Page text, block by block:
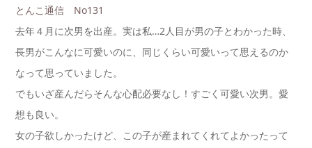
とんこ通信 No131
去年４月に次男を出産。実は私…2人目が男の子とわかった時、
長男がこんなに可愛いのに、同じくらい可愛いって思えるのか
なって思っていました。
でもいざ産んだらそんな心配必要なし！すごく可愛い次男。愛
想も良い。
女の子欲しかったけど、この子が産まれてくれてよかったって